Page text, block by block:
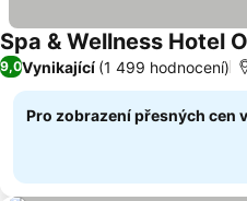
Spa & Wellness Hotel
9,0Vynikající (1 499 hodnocení)
Pro zobrazení přesných cen